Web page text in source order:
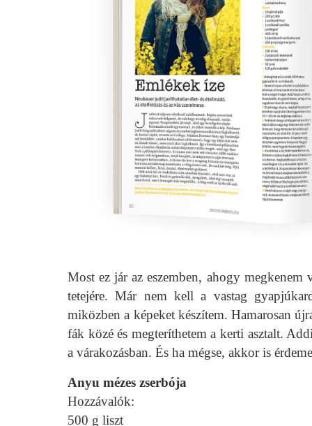
Most ez jár az eszemben, ahogy
tetejére. Már nem kell a vastag
miközben a képeket készítem. Hamarosan
fák közé és megteríthetem a kerti asztalt.
a várakozásban. És ha mégse, akkor is
Anyu mézes zserbója
Hozzávalók:
500 g liszt